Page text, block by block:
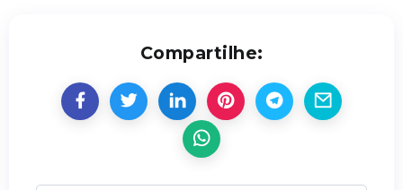
Compartilhe: